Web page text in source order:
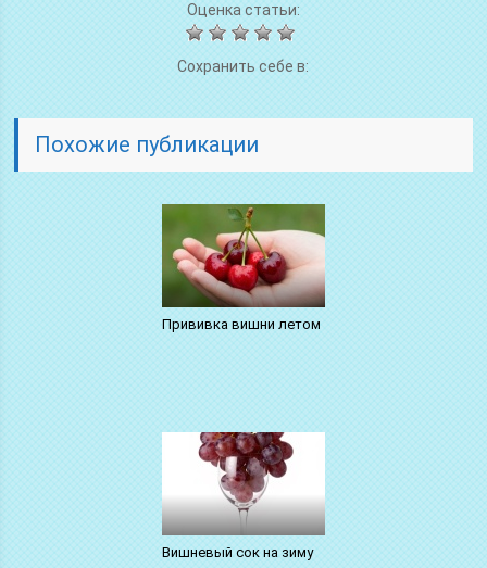
Оценка статьи:
Сохранить себе в:
Похожие публикации
Прививка вишни летом
Вишневый сок на зиму